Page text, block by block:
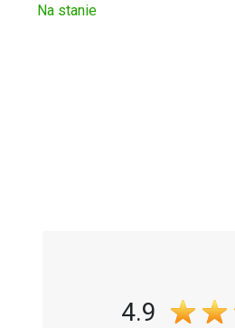
Na stanie
4.9